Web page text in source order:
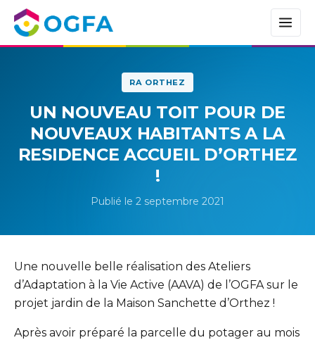
RA ORTHEZ
UN NOUVEAU TOIT POUR DE
NOUVEAUX HABITANTS A LA
RESIDENCE ACCUEIL D’ORTHEZ
!
Publié le 2 septembre 2021
Une nouvelle belle réalisation des Ateliers
d’Adaptation à la Vie Active (AAVA) de l’OGFA sur le
projet jardin de la Maison Sanchette d’Orthez !
Après avoir préparé la parcelle du potager au mois